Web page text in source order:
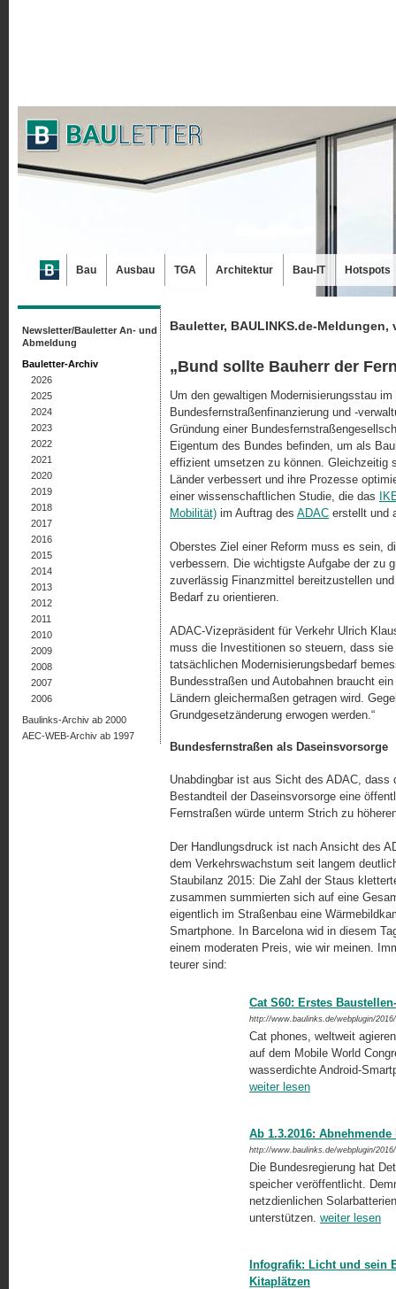
Bauletter, BAULINKS.de-Meldungen,
„Bund sollte Bauherr der
Um den gewaltigen Modernisierungsstau
Bundesfernstraßenfinanzierung und -
Gründung einer
Eigentum des Bundes befinden, um als
effizient umsetzen zu können. Gleichzeitig
Länder verbessert und ihre Prozesse
einer wissenschaftlichen Studie, die das
Mobilität) im Auf­trag des ADAC erstellt und
Oberstes Ziel einer Reform muss es sein,
verbessern. Die wichtigste Aufgabe der zu
zuverlässig Finanzmittel bereitzustellen
Bedarf zu orientieren.
ADAC-Vizepräsident für Verkehr Ulrich
muss die Investitionen so steuern, dass
tatsächlichen Modernisierungsbedarf
Bundesstraßen und Autobahnen braucht
Ländern gleichermaßen getragen wird.
Grundgesetzänderung erwogen werden.“
Bundesfernstraßen als Daseinsvorsorge
Unabdingbar ist aus Sicht des ADAC,
Bestandteil der Daseinsvorsorge eine
Fernstraßen würde unterm Strich zu
Der Handlungsdruck ist nach Ansicht des
dem Verkehrswachstum seit langem
Staubilanz 2015: Die Zahl der Staus
zusammen summierten sich auf eine
eigentlich im Straßenbau eine
Smartphone. In Barcelona wid in diesem
einem moderaten Preis, wie wir meinen.
teurer sind:
Cat S60: Erstes
http://www.baulinks.de/webplugin/
Cat phones, weltweit
auf dem Mobile World
wasserdichte Android-
weiter lesen
Ab 1.3.2016:
http://www.baulinks.de/webplugin/
Die Bundesregierung hat
speicher veröffentlicht.
netzdienlichen
unterstützen. weiter lesen
Infografik: Licht und sein
Kitaplätzen
Newsletter/Bauletter An- und
Abmeldung
Bauletter-Archiv
2026
2025
2024
2023
2022
2021
2020
2019
2018
2017
2016
2015
2014
2013
2012
2011
2010
2009
2008
2007
2006
Baulinks-Archiv ab 2000
AEC-WEB-Archiv ab 1997
Bau Ausbau TGA Architektur Bau-IT Hotspots